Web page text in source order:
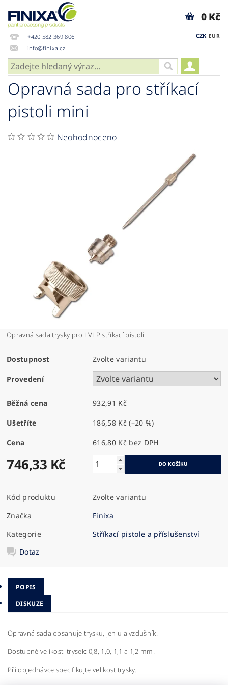
+420 582 369 806
info@finixa.cz
CZK EUR
0 Kč
Opravná sada pro stříkací
pistoli mini
Neohodnoceno
Opravná sada trysky pro LVLP stříkací pistoli
Dostupnost Zvolte variantu
Provedení
Běžná cena 932,91 Kč
Ušetříte 186,58 Kč(–20 %)
Cena 616,80 Kč bez DPH
746,33 Kč
Kód produktu
Zvolte variantu
Značka
Finixa
Kategorie
Stříkací pistole a příslušenství
Dotaz
POPIS
DISKUZE
Opravná sada obsahuje trysku, jehlu a vzdušník.
Dostupné velikosti trysek: 0,8, 1,0, 1,1 a 1,2 mm.
Při objednávce specifikujte velikost trysky.